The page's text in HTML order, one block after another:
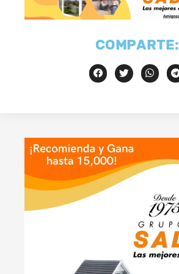
COMPARTE: